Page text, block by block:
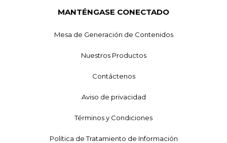
MANTÉNGASE CONECTADO
Mesa de Generación de Contenidos
Nuestros Productos
Contáctenos
Aviso de privacidad
Términos y Condiciones
Política de Tratamiento de Información